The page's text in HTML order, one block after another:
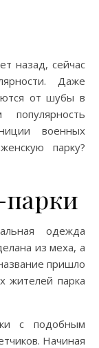
Даже
от шубы в
военных
парку?
одежда
из меха, а
пришло
жителей парка
с подобным
Начиная